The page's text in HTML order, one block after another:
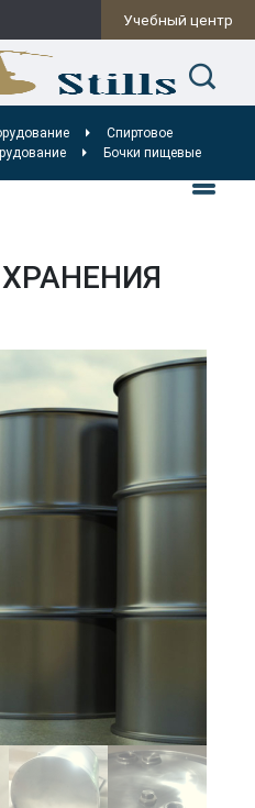
Учебный центр
Спиртовое
Бочки пищевые